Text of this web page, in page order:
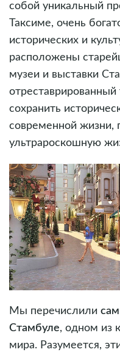
собой уникальный
Таксиме, очень
исторических и
расположены
музеи и выставки
сохранить
современной жизни,
ультрароскошную
Мы перечислили
Стамбуле, одном из
мира. Разумеется,